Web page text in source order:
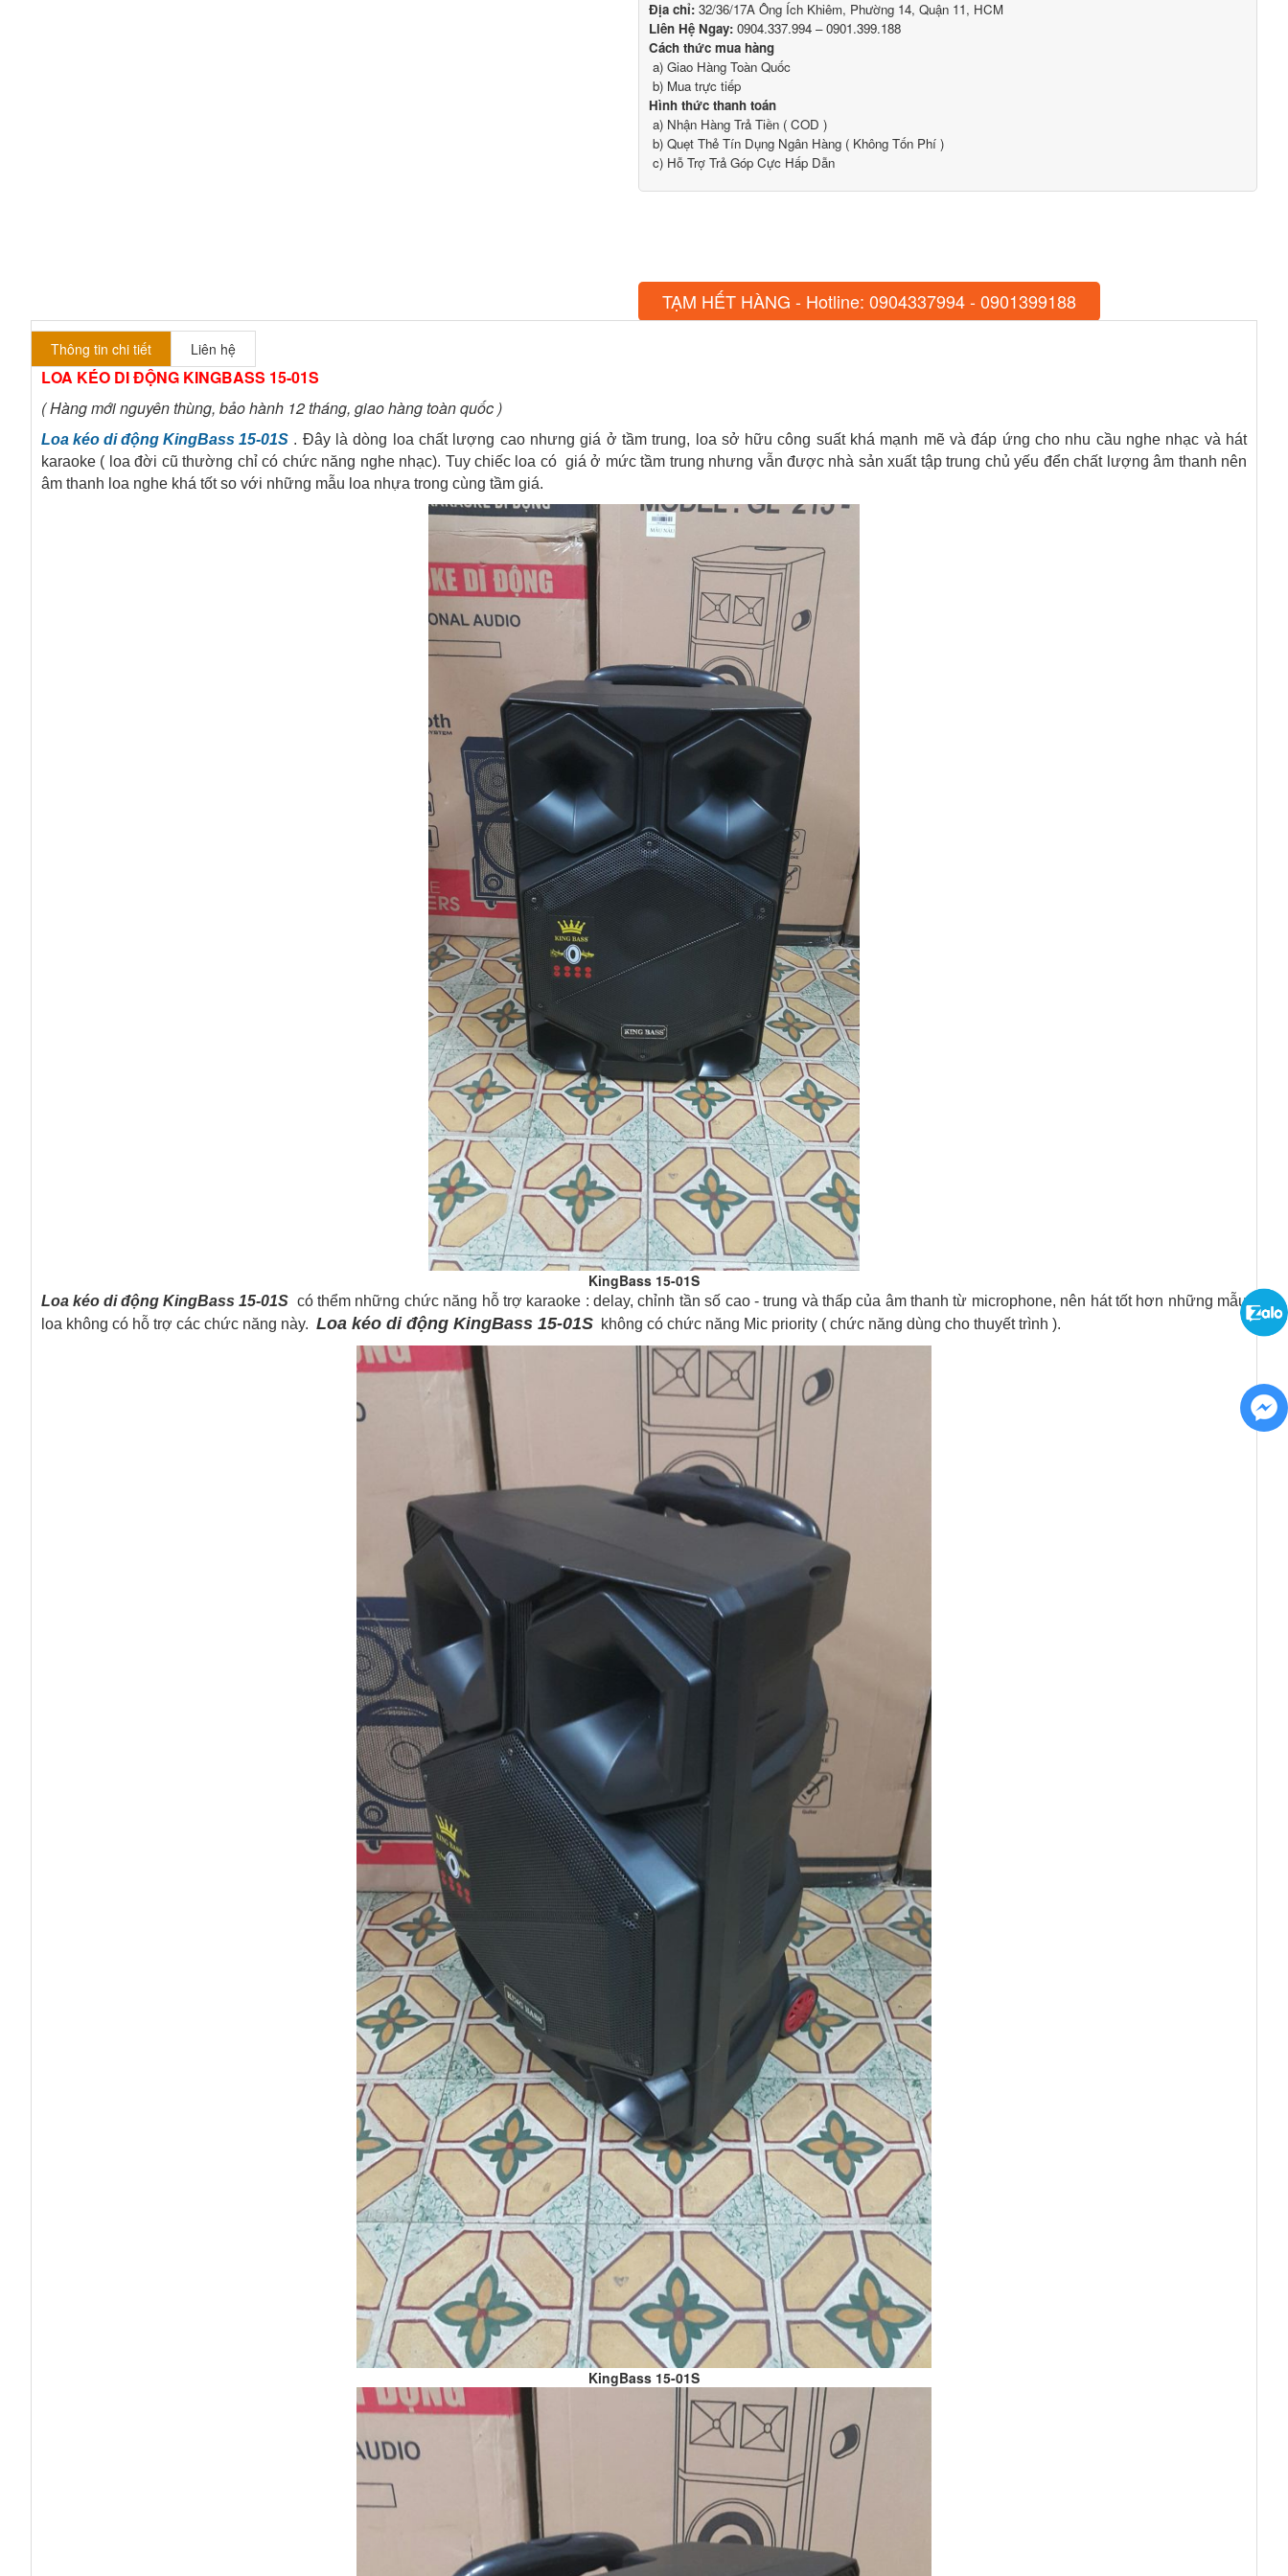
Địa chỉ: 32/36/17A Ông Ích Khiêm, Phường 14, Quận 11, HCM
Liên Hệ Ngay: 0904.337.994 – 0901.399.188
Cách thức mua hàng
a) Giao Hàng Toàn Quốc
b) Mua trực tiếp
Hình thức thanh toán
a) Nhận Hàng Trả Tiền ( COD )
b) Quẹt Thẻ Tín Dụng Ngân Hàng ( Không Tốn Phí )
c) Hỗ Trợ Trả Góp Cực Hấp Dẫn
TẠM HẾT HÀNG - Hotline: 0904337994 - 0901399188
Thông tin chi tiết Liên hệ
LOA KÉO DI ĐỘNG KINGBASS 15-01S
( Hàng mới nguyên thùng, bảo hành 12 tháng, giao hàng toàn quốc )
Loa kéo di động KingBass 15-01S . Đây là dòng loa chất lượng cao nhưng giá ở tầm trung, loa sở hữu công suất khá mạnh mẽ và đáp ứng cho nhu cầu nghe nhạc và hát
karaoke ( loa đời cũ thường chỉ có chức năng nghe nhạc). Tuy chiếc loa có giá ở mức tầm trung nhưng vẫn được nhà sản xuất tập trung chủ yếu đển chất lượng âm thanh nên
âm thanh loa nghe khá tốt so với những mẫu loa nhựa trong cùng tầm giá.
KingBass 15-01S
Loa kéo di động KingBass 15-01S có thểm những chức năng hỗ trợ karaoke : delay, chỉnh tần số cao - trung và thấp của âm thanh từ microphone, nên hát tốt hơn những mẫu
loa không có hỗ trợ các chức năng này. Loa kéo di động KingBass 15-01S không có chức năng Mic priority ( chức năng dùng cho thuyết trình ).
KingBass 15-01S